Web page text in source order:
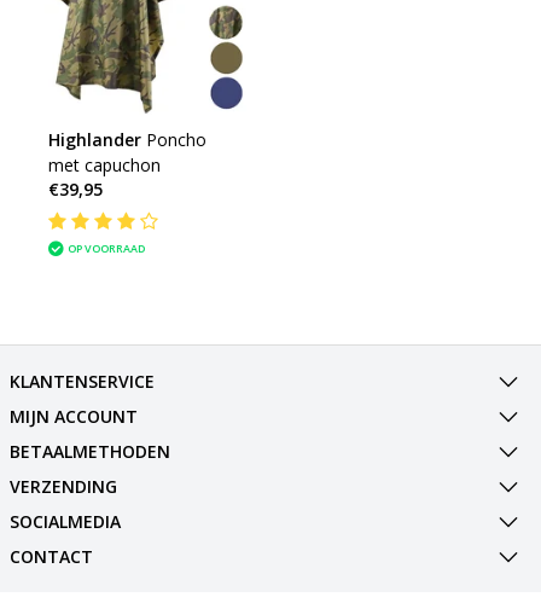
Highlander Poncho
met capuchon
€39,95
OP VOORRAAD
KLANTENSERVICE
MIJN ACCOUNT
BETAALMETHODEN
VERZENDING
SOCIALMEDIA
CONTACT